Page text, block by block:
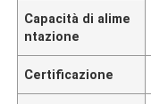
Capacità di alime
ntazione
Certificazione